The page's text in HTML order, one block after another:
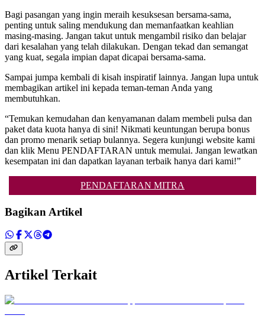
Bagi pasangan yang ingin meraih kesuksesan bersama-sama,
penting untuk saling mendukung dan memanfaatkan keahlian
masing-masing. Jangan takut untuk mengambil risiko dan belajar
dari kesalahan yang telah dilakukan. Dengan tekad dan semangat
yang kuat, segala impian dapat dicapai bersama-sama.
Sampai jumpa kembali di kisah inspiratif lainnya. Jangan lupa untuk
membagikan artikel ini kepada teman-teman Anda yang
membutuhkan.
“Temukan kemudahan dan kenyamanan dalam membeli pulsa dan
paket data kuota hanya di sini! Nikmati keuntungan berupa bonus
dan promo menarik setiap bulannya. Segera kunjungi website kami
dan klik Menu PENDAFTARAN untuk memulai. Jangan lewatkan
kesempatan ini dan dapatkan layanan terbaik hanya dari kami!”
PENDAFTARAN MITRA
Bagikan Artikel
Artikel Terkait